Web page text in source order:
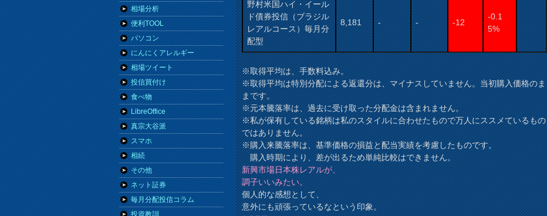
野村米国ハイ・イール
ド債券投信（ブラジル
レアルコース）毎月分
配型
8,181 - - -12
-0.1
5%
※取得平均は、手数料込み。
※取得平均は特別分配による返還分は、マイナスしていません。当初購入価格のま
まです。
※元本騰落率は、過去に受け取った分配金は含まれません。
※私が保有している銘柄は私のスタイルに合わせたもので万人にススメているもの
ではありません。
※購入来騰落率は、基準価格の損益と配当実績を考慮したものです。
購入時期により、差が出るため単純比較はできません。
新興市場日本株レアルが、
調子いいみたい。
個人的な感想として、
意外にも頑張っているなという印象。
相場分析
便利TOOL
パソコン
にんにくアレルギー
相場ツイート
投信買付け
食べ物
LibreOffice
真宗大谷派
スマホ
相続
その他
ネット証券
毎月分配投信コラム